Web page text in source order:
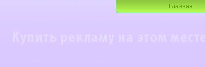
Главная